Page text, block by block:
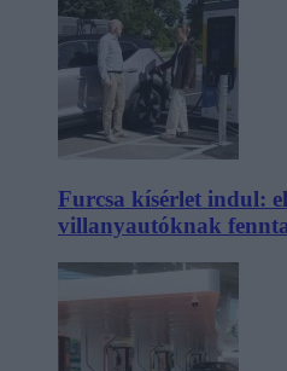
Furcsa kísérlet indul:
villanyautóknak